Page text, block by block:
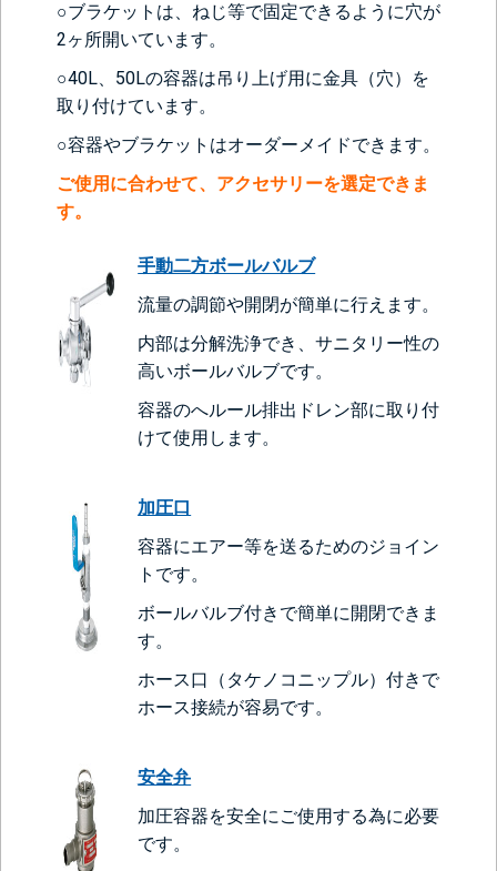
○ブラケットは、ねじ等で固定できるように穴が
2ヶ所開いています。
○40L、50Lの容器は吊り上げ用に金具（穴）を
取り付けています。
○容器やブラケットはオーダーメイドできます。
ご使用に合わせて、アクセサリーを選定できま
す。
手動二方ボールバルブ
流量の調節や開閉が簡単に行えます。
内部は分解洗浄でき、サニタリー性の
高いボールバルブです。
容器のへルール排出ドレン部に取り付
けて使用します。
加圧口
容器にエアー等を送るためのジョイン
トです。
ボールバルブ付きで簡単に開閉できま
す。
ホース口（タケノコニップル）付きで
ホース接続が容易です。
安全弁
加圧容器を安全にご使用する為に必要
です。